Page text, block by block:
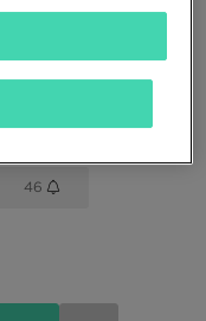
43 44
46